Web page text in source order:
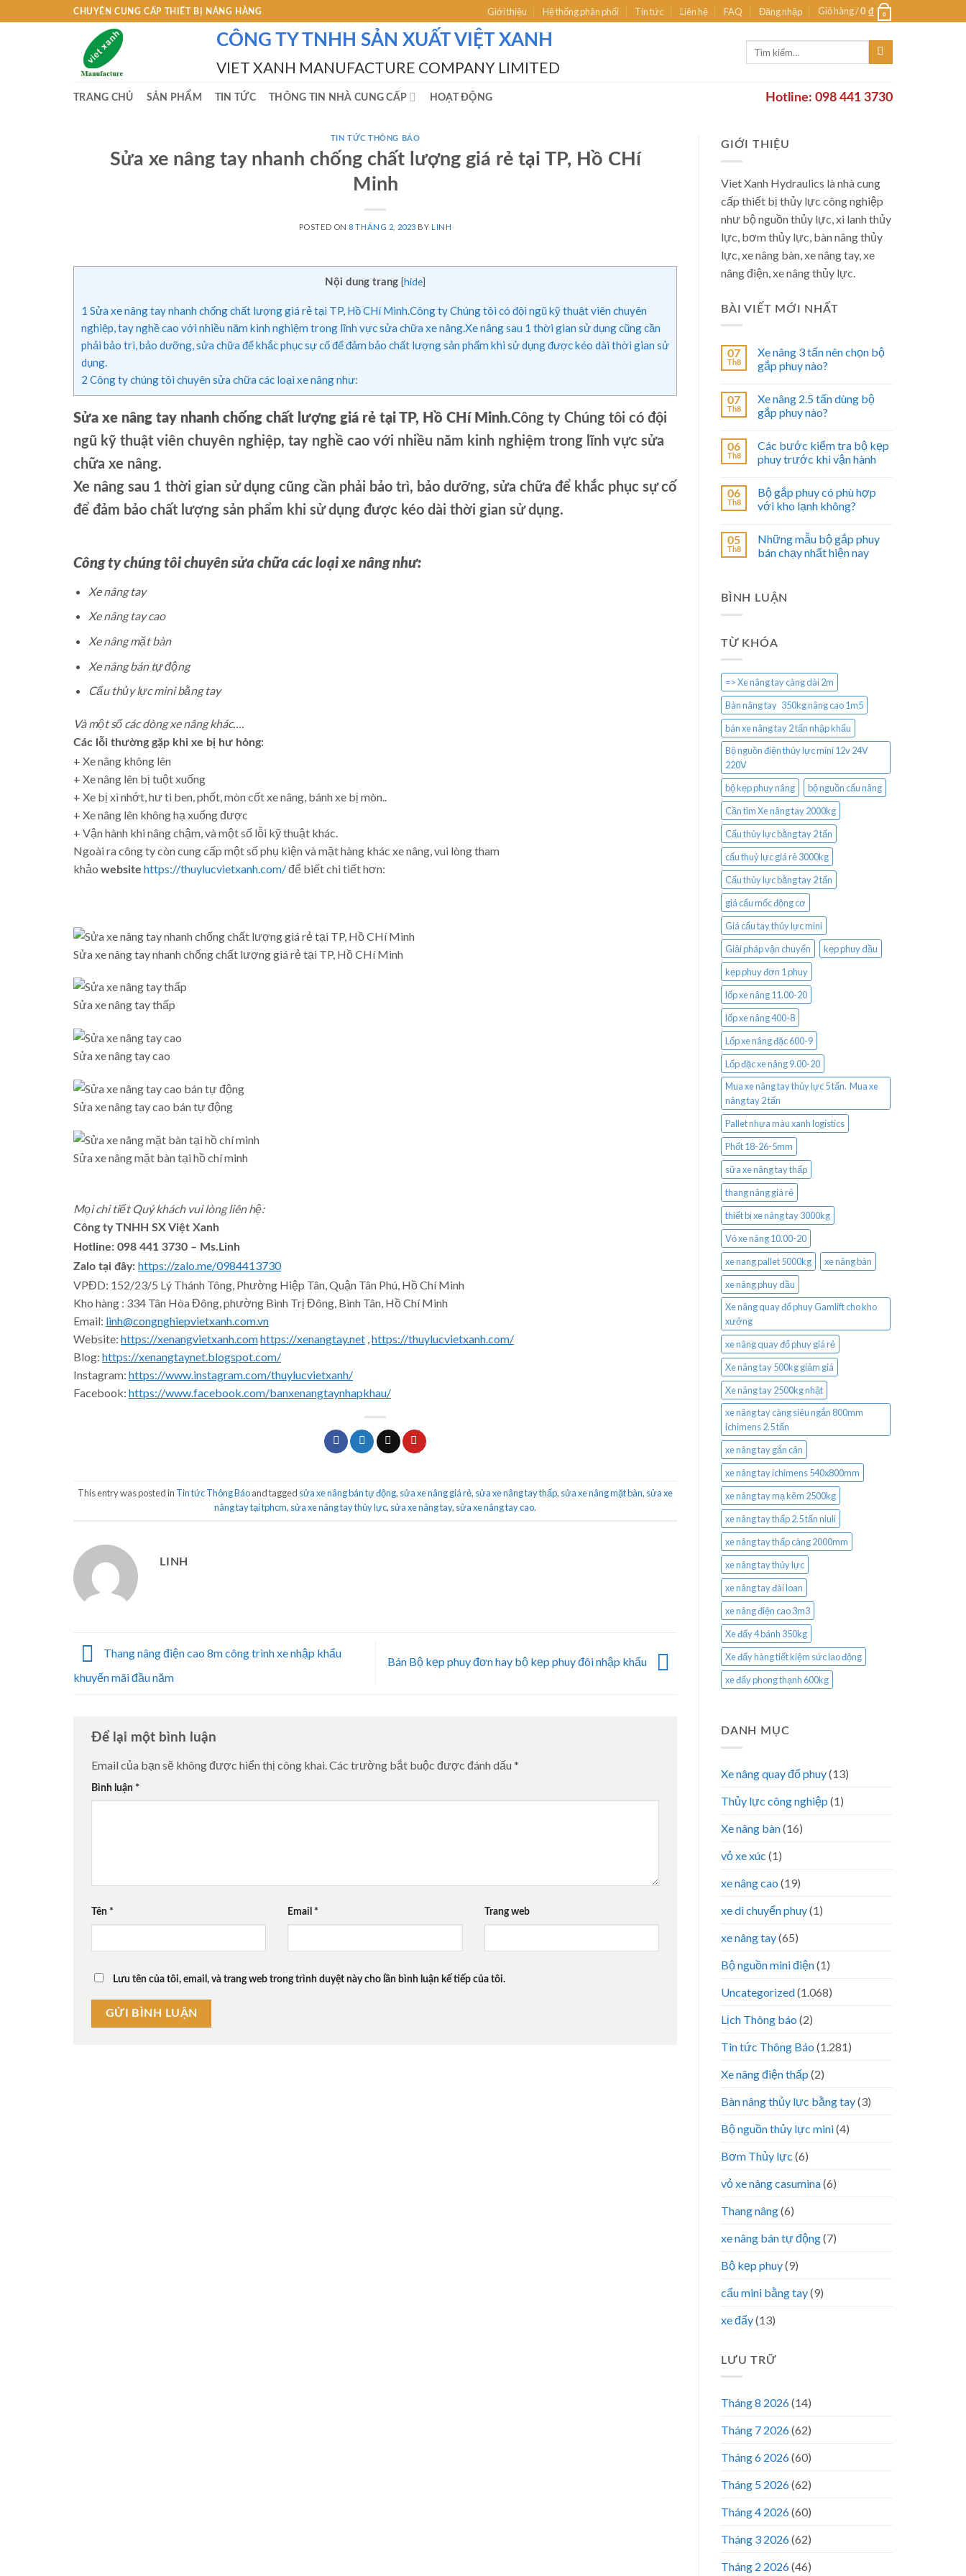
to
CHUYÊN CUNG CẤP THIẾT BỊ NÂNG HÀNG Giới thiệu Hệ thống phân phối Tin tức Liên hệ FAQ Đăng nhập Giỏ hàng /0 ₫ 0
CÔNG TY TNHH SẢN XUẤT VIỆT XANH
VIET XANH MANUFACTURE COMPANY LIMITED
TRANG CHỦ SẢN PHẨM TIN TỨC THÔNG TIN NHÀ CUNG CẤP HOẠT ĐỘNG Hotline: 098 441 3730
TIN TỨC THÔNG BÁO
Sửa xe nâng tay nhanh chống chất lượng giá rẻ tại TP, Hồ CHí
Minh
POSTED ON 8 THÁNG 2, 2023 BY LINH
Nội dung trang [hide]
1 Sửa xe nâng tay nhanh chống chất lượng giá rẻ tại TP, Hồ CHí Minh.Công ty Chúng tôi có đội ngũ kỹ thuật viên chuyên
nghiệp, tay nghề cao với nhiều năm kinh nghiệm trong lĩnh vực sửa chữa xe nâng.Xe nâng sau 1 thời gian sử dụng cũng cần
phải bảo trì, bảo dưỡng, sửa chữa để khắc phục sự cố để đảm bảo chất lượng sản phẩm khi sử dụng được kéo dài thời gian sử
dụng.
2 Công ty chúng tôi chuyên sửa chữa các loại xe nâng như:
Sửa xe nâng tay nhanh chống chất lượng giá rẻ tại TP, Hồ CHí Minh.Công ty Chúng tôi có đội
ngũ kỹ thuật viên chuyên nghiệp, tay nghề cao với nhiều năm kinh nghiệm trong lĩnh vực sửa
chữa xe nâng.
Xe nâng sau 1 thời gian sử dụng cũng cần phải bảo trì, bảo dưỡng, sửa chữa để khắc phục sự cố
để đảm bảo chất lượng sản phẩm khi sử dụng được kéo dài thời gian sử dụng.
Công ty chúng tôi chuyên sửa chữa các loại xe nâng như:
Xe nâng tay
Xe nâng tay cao
Xe nâng mặt bàn
Xe nâng bán tự động
Cẩu thủy lực mini bằng tay
Và một số các dòng xe nâng khác….
Các lỗi thường gặp khi xe bị hư hỏng:
+ Xe nâng không lên
+ Xe nâng lên bị tuột xuống
+ Xe bị xì nhớt, hư ti ben, phốt, mòn cốt xe nâng, bánh xe bị mòn..
+ Xe nâng lên không hạ xuống được
+ Vận hành khi nâng chậm, và một số lỗi kỹ thuật khác.
Ngoài ra công ty còn cung cấp một số phụ kiện và mặt hàng khác xe nâng, vui lòng tham
khảo website https://thuylucvietxanh.com/để biết chi tiết hơn:
Sửa xe nâng tay nhanh chống chất lượng giá rẻ tại TP, Hồ CHí Minh
Sửa xe nâng tay thấp
Sửa xe nâng tay cao
Sửa xe nâng tay cao bán tự động
Sửa xe nâng mặt bàn tại hồ chí minh
Mọi chi tiết Quý khách vui lòng liên hệ:
Công ty TNHH SX Việt Xanh
Hotline: 098 441 3730 – Ms.Linh
Zalo tại đây: https://zalo.me/0984413730
VPĐD: 152/23/5 Lý Thánh Tông, Phường Hiệp Tân, Quận Tân Phú, Hồ Chí Minh
Kho hàng : 334 Tân Hòa Đông, phường Bình Trị Đông, Bình Tân, Hồ Chí Minh
Email: linh@congnghiepvietxanh.com.vn
Website: https://xenangvietxanh.comhttps://xenangtay.net https://thuylucvietxanh.com/
Blog: https://xenangtaynet.blogspot.com/
Instagram: https://www.instagram.com/thuylucvietxanh/
Facebook: https://www.facebook.com/banxenangtaynhapkhau/
This entry was posted in Tin tức Thông Báoand tagged sửa xe nâng bán tự động, sửa xe nâng giá rẻ, sửa xe nâng tay thấp, sửa xe nâng mặt bàn, sửa xe
nâng tay tại tphcm, sửa xe nâng tay thủy lực, sửa xe nâng tay, sửa xe nâng tay cao.
LINH
Thang nâng điện cao 8m công trình xe nhập khẩu
khuyến mãi đầu năm
Bán Bộ kẹp phuy đơn hay bộ kẹp phuy đôi nhập khẩu
Để lại một bình luận
Email của bạn sẽ không được hiển thị công khai. Các trường bắt buộc được đánh dấu *
Bình luận *
Tên * Email * Trang web
Lưu tên của tôi, email, và trang web trong trình duyệt này cho lần bình luận kế tiếp của tôi.
GIỚI THIỆU
Viet Xanh Hydraulics là nhà cung
cấp thiết bị thủy lực công nghiệp
như bộ nguồn thủy lực, xi lanh thủy
lực, bơm thủy lực, bàn nâng thủy
lực, xe nâng bàn, xe nâng tay, xe
nâng điện, xe nâng thủy lực.
BÀI VIẾT MỚI NHẤT
07
Th8
Xe nâng 3 tấn nên chọn bộ
gắp phuy nào?
07
Th8
Xe nâng 2.5 tấn dùng bộ
gắp phuy nào?
06
Th8
Các bước kiểm tra bộ kẹp
phuy trước khi vận hành
06
Th8
Bộ gắp phuy có phù hợp
với kho lạnh không?
05
Th8
Những mẫu bộ gắp phuy
bán chạy nhất hiện nay
BÌNH LUẬN
TỪ KHÓA
=> Xe nâng tay càng dài 2m
Bàn nâng tay 350kg nâng cao 1m5
bán xe nâng tay 2 tấn nhập khẩu
Bộ nguồn điện thủy lực mini 12v 24V
220V
bộ kẹp phuy nâng
bộ nguồn cẩu nâng
Cần tìm Xe nâng tay 2000kg
Cẩu thủy lực bằng tay 2 tấn
cẩu thuỷ lực giá rẻ 3000kg
Cẩu thủy lực bằng tay 2 tấn
giá cẩu mốc động cơ
Giá cẩu tay thủy lực mini
Giải pháp vận chuyển
kẹp phuy dầu
kẹp phuy đơn 1 phuy
lốp xe nâng 11.00-20
lốp xe nâng 400-8
Lốp xe nâng đặc 600-9
Lốp đặc xe nâng 9.00-20
Mua xe nâng tay thủy lực 5 tấn. Mua xe
nâng tay 2 tấn
Pallet nhựa màu xanh logistics
Phốt 18-26-5mm
sữa xe nâng tay thấp
thang nâng giá rẻ
thiết bị xe nâng tay 3000kg
Vỏ xe nâng 10.00-20
xe nang pallet 5000kg
xe nâng bàn
xe nâng phuy dầu
Xe nâng quay đổ phuy Gamlift cho kho
xưởng
xe nâng quay đổ phuy giá rẻ
Xe nâng tay 500kg giảm giá
Xe nâng tay 2500kg nhật
xe nâng tay càng siêu ngắn 800mm
ichimens 2.5 tấn
xe nâng tay gắn cân
xe nâng tay ichimens 540x800mm
xe nâng tay mạ kẽm 2500kg
xe nâng tay thấp 2.5 tấn niuli
xe nâng tay thấp càng 2000mm
xe nâng tay thủy lực
xe nâng tay đài loan
xe nâng điện cao 3m3
Xe đẩy 4 bánh 350kg
Xe đẩy hàng tiết kiệm sức lao động
xe đẩy phong thạnh 600kg
DANH MỤC
Xe nâng quay đổ phuy(13)
Thủy lực công nghiệp (1)
Xe nâng bàn(16)
vỏ xe xúc (1)
xe nâng cao (19)
xe di chuyển phuy(1)
xe nâng tay(65)
Bộ nguồn mini điện(1)
Uncategorized(1.068)
Lịch Thông báo (2)
Tin tức Thông Báo (1.281)
Xe nâng điện thấp (2)
Bàn nâng thủy lực bằng tay(3)
Bộ nguồn thủy lực mini(4)
Bơm Thủy lực (6)
vỏ xe nâng casumina(6)
Thang nâng(6)
xe nâng bán tự động(7)
Bộ kẹp phuy(9)
cẩu mini bằng tay(9)
xe đẩy(13)
LƯU TRỮ
Tháng 8 2026(14)
Tháng 7 2026(62)
Tháng 6 2026(60)
Tháng 5 2026(62)
Tháng 4 2026(60)
Tháng 3 2026(62)
Tháng 2 2026(46)